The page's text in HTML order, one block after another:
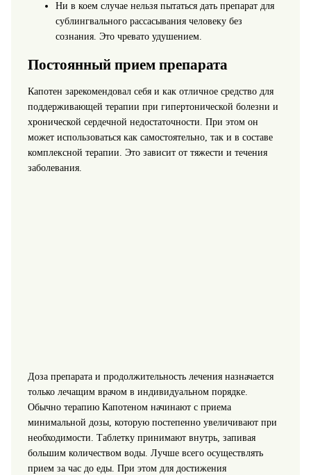
Ни в коем случае нельзя пытаться дать препарат для
сублингвального рассасывания человеку без
сознания. Это чревато удушением.
Постоянный прием препарата
Капотен зарекомендовал себя и как отличное средство для
поддерживающей терапии при гипертонической болезни и
хронической сердечной недостаточности. При этом он
может использоваться как самостоятельно, так и в составе
комплексной терапии. Это зависит от тяжести и течения
заболевания.
Доза препарата и продолжительность лечения назначается
только лечащим врачом в индивидуальном порядке.
Обычно терапию Капотеном начинают с приема
минимальной дозы, которую постепенно увеличивают при
необходимости. Таблетку принимают внутрь, запивая
большим количеством воды. Лучше всего осуществлять
прием за час до еды. При этом для достижения